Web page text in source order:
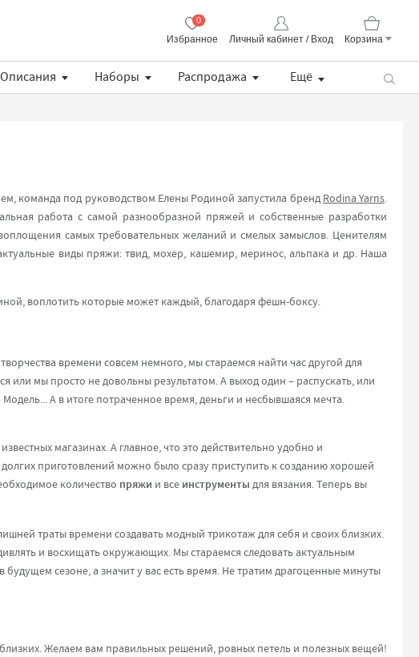
Избранное
0
Личный кабинет / Вход Корзина
Корзина пуста
Описания Наборы Распродажа Ещё
команда под руководством Елены Родиной запустила бренд Rodina Yarns.
работа с самой разнообразной пряжей и собственные разработки
самых требовательных желаний и смелых замыслов. Ценителям
виды пряжи: твид, мохер, кашемир, меринос, альпака и др. Наша
воплотить которые может каждый, благодаря фешн-боксу.
времени совсем немного, мы стараемся найти час другой для
или мы просто не довольны результатом. А выход один – распускать, или
А в итоге потраченное время, деньги и несбывшаяся мечта.
магазинах. А главное, что это действительно удобно и
приготовлений можно было сразу приступить к созданию хорошей
количество пряжи и все инструменты для вязания. Теперь вы
траты времени создавать модный трикотаж для себя и своих близких.
и восхищать окружающих. Мы стараемся следовать актуальным
сезоне, а значит у вас есть время. Не тратим драгоценные минуты
Желаем вам правильных решений, ровных петель и полезных вещей!